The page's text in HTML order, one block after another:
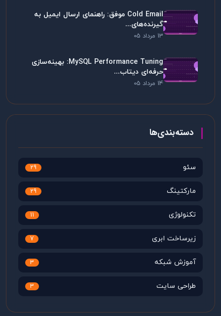
Cold Email موفق: راهنمای ارسال ایمیل به
گیرنده‌های...
13 مرداد 05
MySQL Performance Tuning: بهینه‌سازی
حرفه‌ای دیتاب...
14 مرداد 05
دسته‌بندی‌ها
سئو 29
مارکتینگ 29
تکنولوژی 11
زیرساخت ابری 7
آموزش شبکه 3
طراحی سایت 3